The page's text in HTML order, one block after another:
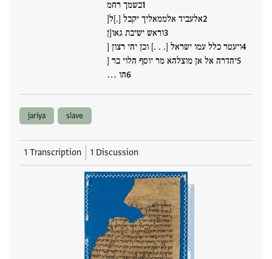
בשמך רחמ
אלעביד אלממאליך יקבל [.]ל[
וראש ישיבת גאו[ן
ויעטר כלל עמו ישראל [. . .] וכן יהי רצון [
יהדרה אל אן מוצלהא מר יוסף הלוי בר [
הו …
jariya slave
1 Transcription 1 Discussion